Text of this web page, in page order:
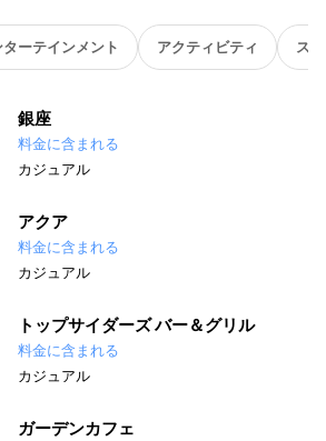
ターテインメント アクティビティ ス
銀座
料金に含まれる
カジュアル
アクア
料金に含まれる
カジュアル
トップサイダーズ バー＆グリル
料金に含まれる
カジュアル
ガーデンカフェ